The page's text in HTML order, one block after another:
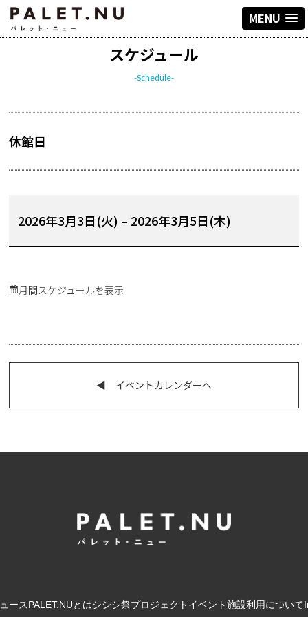
MENU
スケジュール
-Schedule-
休館日
2026年3月3日(火) – 2026年3月5日(木)
月間スケジュールを表示
◀︎ イベントカレンダーへ
ースPALET.NUとはシシシ祭プロジェクト イベント施設利用について